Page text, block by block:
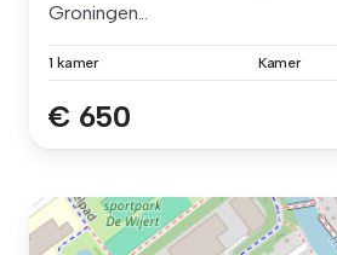
Groningen...
1 kamer Kamer
€ 650